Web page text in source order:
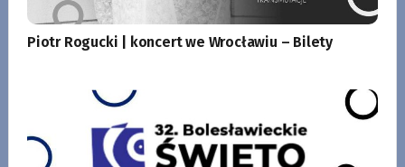
Piotr Rogucki | koncert we Wrocławiu – Bilety